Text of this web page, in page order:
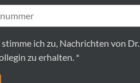
ich zu, Nachrichten von Dr.
zu erhalten. *